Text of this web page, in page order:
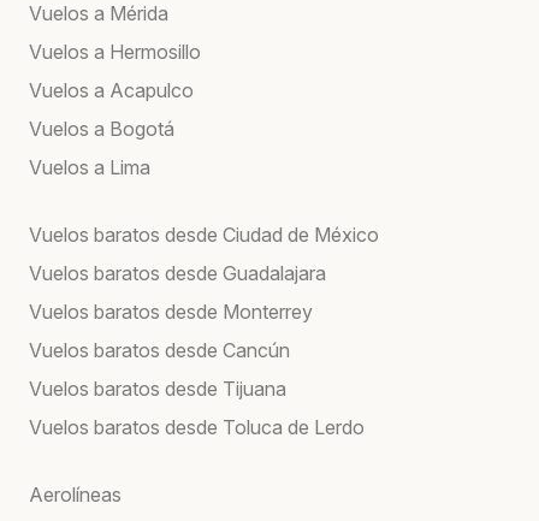
Vuelos a Mérida
Vuelos a Hermosillo
Vuelos a Acapulco
Vuelos a Bogotá
Vuelos a Lima
Vuelos baratos desde Ciudad de México
Vuelos baratos desde Guadalajara
Vuelos baratos desde Monterrey
Vuelos baratos desde Cancún
Vuelos baratos desde Tijuana
Vuelos baratos desde Toluca de Lerdo
Aerolíneas